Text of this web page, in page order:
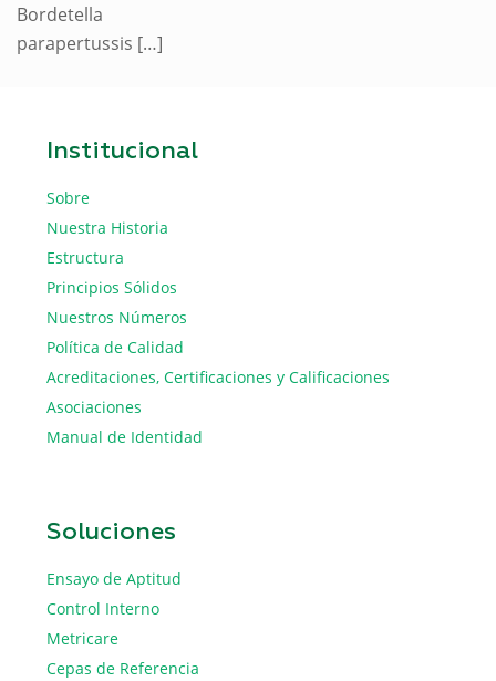
Bordetella
parapertussis […]
Institucional
Sobre
Nuestra Historia
Estructura
Principios Sólidos
Nuestros Números
Política de Calidad
Acreditaciones, Certificaciones y Calificaciones
Asociaciones
Manual de Identidad
Soluciones
Ensayo de Aptitud
Control Interno
Metricare
Cepas de Referencia